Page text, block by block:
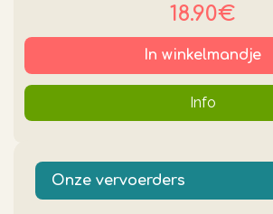
18.90€
In winkelmandje
Info
Onze vervoerders